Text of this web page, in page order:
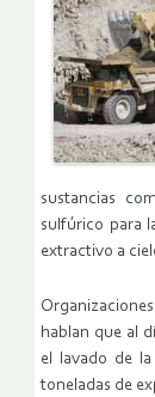
sustancias
sulfúrico para
extractivo a
hablan que al
el lavado de
toneladas de